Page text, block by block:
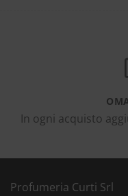
In ogni acquisto
Profumeria Curti Srl